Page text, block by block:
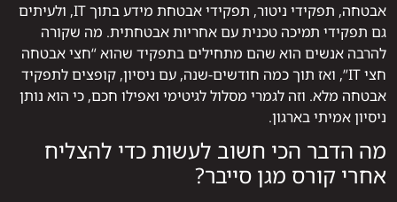
אבטחה, תפקידי ניטור, תפקידי אבטחת מידע בתוך IT, ולעיתים
גם תפקידי תמיכה טכנית עם אחריות אבטחתית. מה שקורה
להרבה אנשים הוא שהם מתחילים בתפקיד שהוא “חצי אבטחה
חצי IT”, ואז תוך כמה חודשים-שנה, עם ניסיון, קופצים לתפקיד
אבטחה מלא. וזה לגמרי מסלול לגיטימי ואפילו חכם, כי הוא נותן
ניסיון אמיתי בארגון.
מה הדבר הכי חשוב לעשות כדי להצליח
אחרי קורס מגן סייבר?